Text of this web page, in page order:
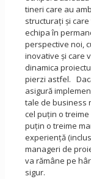
tineri care au
structuraţi şi
echipa în
perspective noi,
inovative şi care
dinamica
pierzi astfel.
asigură
tale de business
cel puţin o
puţin o treime
experienţă
manageri de
va rămâne pe
sigur.